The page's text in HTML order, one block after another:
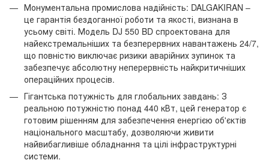
Монументальна промислова надійність: DALGAKIRAN –
це гарантія бездоганної роботи та якості, визнана в
усьому світі. Модель DJ 550 BD спроектована для
найекстремальніших та безперервних навантажень 24/7,
що повністю виключає ризики аварійних зупинок та
забезпечує абсолютну неперервність найкритичніших
операційних процесів.
Гігантська потужність для глобальних завдань: З
реальною потужністю понад 440 кВт, цей генератор є
готовим рішенням для забезпечення енергією об'єктів
національного масштабу, дозволяючи живити
найвибагливіше обладнання та цілі інфраструктурні
системи.